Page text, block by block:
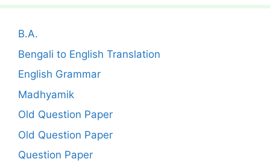
B.A.
Bengali to English Translation
English Grammar
Madhyamik
Old Question Paper
Old Question Paper
Question Paper